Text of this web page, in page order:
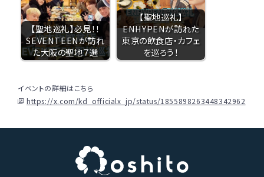
【聖地巡礼】必見！！
SEVENTEENが訪れ
た大阪の聖地７選
【聖地巡礼】
ENHYPENが訪れた
東京の飲食店・カフェ
を巡ろう！
イベントの詳細はこちら
https://x.com/kd_officialx_jp/status/1855898263448342962